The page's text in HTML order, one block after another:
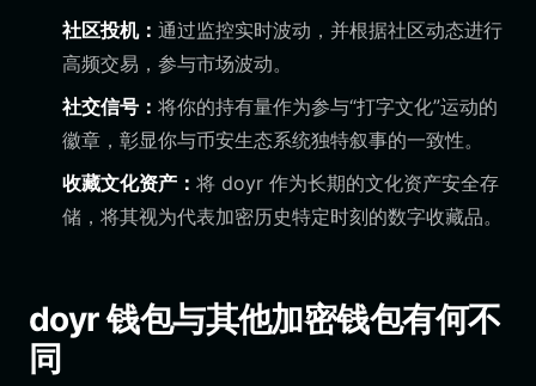
社区投机： 通过监控实时波动，并根据社区动态进行
高频交易，参与市场波动。
社交信号： 将你的持有量作为参与“打字文化”运动的
徽章，彰显你与币安生态系统独特叙事的一致性。
收藏文化资产： 将 doyr 作为长期的文化资产安全存
储，将其视为代表加密历史特定时刻的数字收藏品。
doyr 钱包与其他加密钱包有何不
同